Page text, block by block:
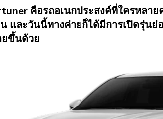
คือรถอเนกประสงค์ที่ใครหลา
และวันนี้ทางค่ายก็ได้มีการเปิดรุ่นย่
ยขึ้นด้วย